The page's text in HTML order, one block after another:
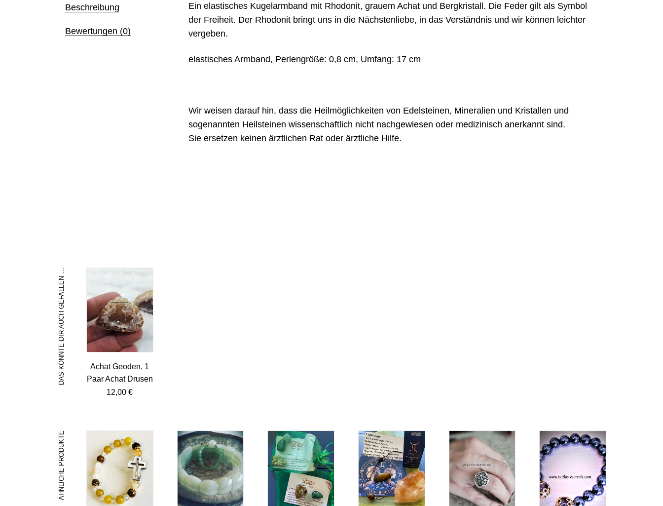
Beschreibung
Bewertungen (0)
Ein elastisches Kugelarmband mit Rhodonit, grauem Achat und Bergkristall. Die Feder gilt als Symbol
der Freiheit. Der Rhodonit bringt uns in die Nächstenliebe, in das Verständnis und wir können leichter
vergeben.
elastisches Armband, Perlengröße: 0,8 cm, Umfang: 17 cm
Wir weisen darauf hin, dass die Heilmöglichkeiten von Edelsteinen, Mineralien und Kristallen und
sogenannten Heilsteinen wissenschaftlich nicht nachgewiesen oder medizinisch anerkannt sind.
Sie ersetzen keinen ärztlichen Rat oder ärztliche Hilfe.
DAS KÖNNTE DIR AUCH GEFALLEN …
Achat Geoden, 1
Paar Achat Drusen
12,00€
ÄHNLICHE PRODUKTE